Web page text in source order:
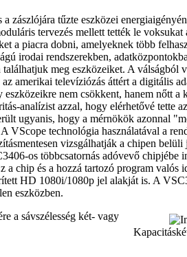
zászlójára tűzte eszközei
tervezés mellett tették le voksukat
a piacra dobni, amelyeknek több
irodai rendszerekben,
találhatjuk meg eszközeiket. A válságból
amerikai televíziózás áttért a digitális
nem csökkent, hanem nőtt a
analízist azzal, hogy elérhetővé tette
ugyanis, hogy a mérnökök azonnal
VScope technológia használatával a
vizsgálhatják a chipen
os többcsatornás adóvevő chipjébe
a chip és a hozzá tartozó program valós
HD 1080i/1080p jel alakját is. A
eszközben.
a sávszélesség két- vagy